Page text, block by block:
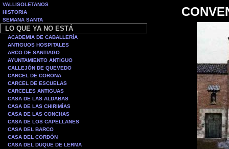
VALLISOLETANOS
HISTORIA
SEMANA SANTA
LO QUE YA NO ESTÁ
ACADEMIA DE CABALLERÍA
ANTIGUOS HOSPITALES
ARCO DE SANTIAGO
AYUNTAMIENTO ANTIGUO
CALLEJÓN DE QUEVEDO
CARCEL DE CORONA
CARCEL DE ESCUELAS
CARCELES ANTIGUAS
CASA DE LAS ALDABAS
CASA DE LAS CHIRIMÍAS
CASA DE LAS CONCHAS
CASA DE LOS CAPELLANES
CASA DEL BARCO
CASA DEL CORDÓN
CASA DEL DUQUE DE LERMA